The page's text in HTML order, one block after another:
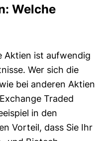
Welche
Aktien ist aufwendig
Wer sich die
bei anderen Aktien
Traded
in den
Vorteil, dass Sie Ihr